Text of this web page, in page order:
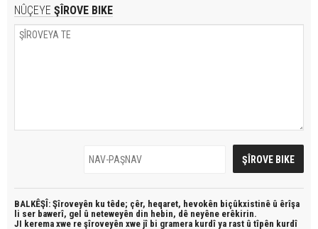
NÛÇEYE ŞÎROVE BIKE
BALKÊŞÎ: Şîroveyên ku têde; çêr, heqaret, hevokên biçûkxistinê û êrîşa
li ser bawerî, gel û neteweyên din hebin, dê neyêne erêkirin.
JI kerema xwe re şîroveyên xwe jî bi gramera kurdî ya rast û tîpên kurdî